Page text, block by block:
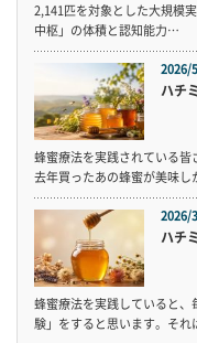
2,141匹を対象とした大規模
中枢」の体積と認知能力…
2026/
ハチ
蜂蜜療法を実践されている皆
去年買ったあの蜂蜜が美味
2026/
ハチ
蜂蜜療法を実践していると
験」をすると思います。そ